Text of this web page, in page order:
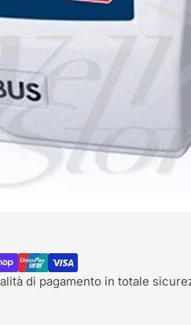
di pagamento in totale